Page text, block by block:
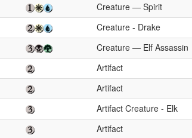
Creature — Spirit
Creature - Drake
Creature — Elf Assassin
Artifact
Artifact
Artifact Creature - Elk
Artifact